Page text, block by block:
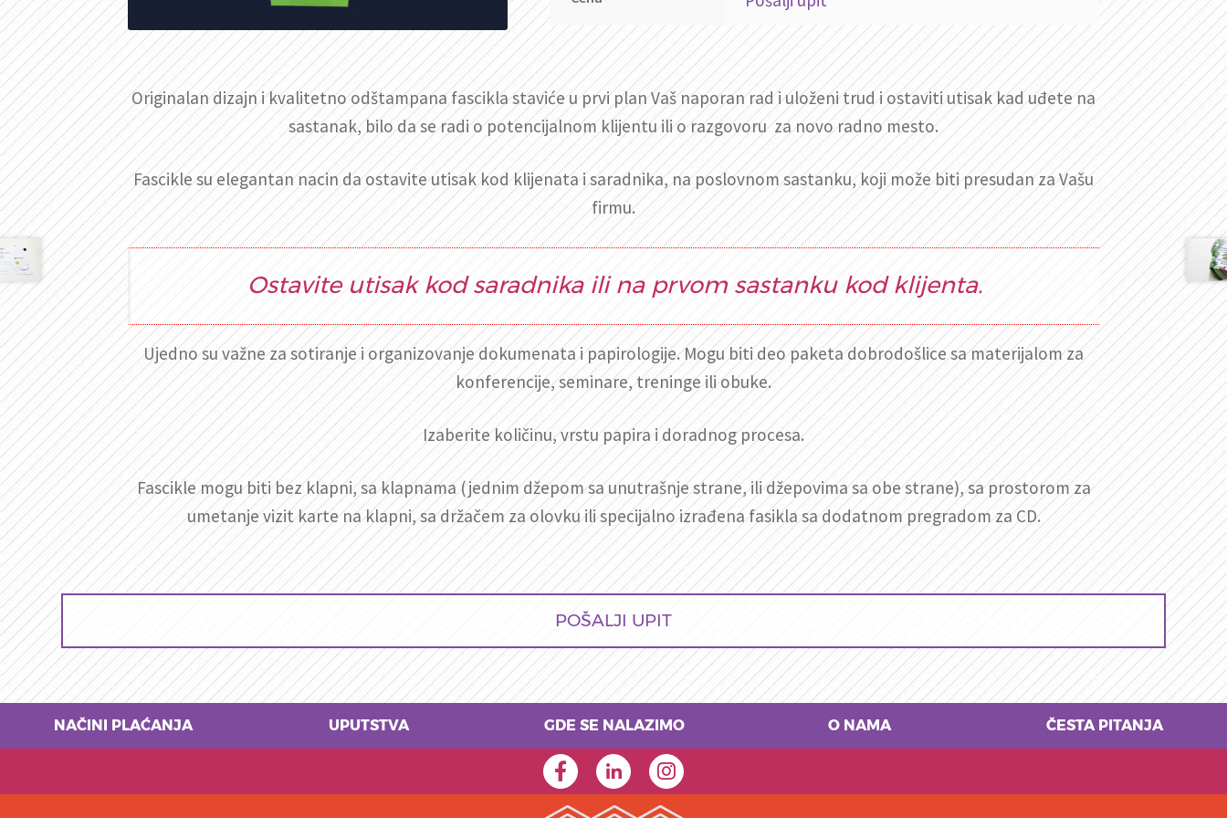
Originalan dizajn i kvalitetno odštampana fascikla staviće u prvi plan Vaš naporan rad i uloženi trud i ostaviti utisak kad uđete na
sastanak, bilo da se radi o potencijalnom klijentu ili o razgovoru za novo radno mesto.
Fascikle su elegantan nacin da ostavite utisak kod klijenata i saradnika, na poslovnom sastanku, koji može biti presudan za Vašu
firmu.
Ostavite utisak kod saradnika ili na prvom sastanku kod klijenta.
Ujedno su važne za sotiranje i organizovanje dokumenata i papirologije. Mogu biti deo paketa dobrodošlice sa materijalom za
konferencije, seminare, treninge ili obuke.
Izaberite količinu, vrstu papira i doradnog procesa.
Fascikle mogu biti bez klapni, sa klapnama (jednim džepom sa unutrašnje strane, ili džepovima sa obe strane), sa prostorom za
umetanje vizit karte na klapni, sa držačem za olovku ili specijalno izrađena fasikla sa dodatnom pregradom za CD.
POŠALJI UPIT
NAČINI PLAĆANJA UPUTSTVA GDE SE NALAZIMO O NAMA ČESTA PITANJA